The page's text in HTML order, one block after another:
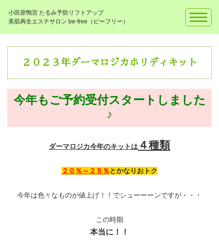
小田原鴨宮 たるみ予防リフトアップ
美肌再生エステサロン be-free（ビーフリー）
２０２３年ダーマロジカホリディキット
今年もご予約受付スタートしました
♪
ダーマロジカ今年のキットは ４種類
２０％～２５％とかなりおトク
今年は色々なものが値上げ！！でシューーーンですが・・・
この時期
本当に！！